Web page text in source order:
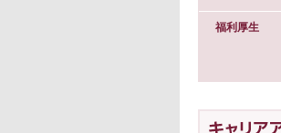
福利厚生